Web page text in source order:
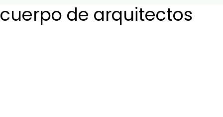
Preguntas Frecuentes
cuerpo de arquitectos